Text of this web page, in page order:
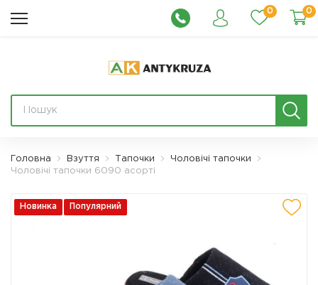
0 0
Головна Взуття Тапочки
Чоловічі тапочки
Чоловічі тапочки 6090 асорті
Новинка Популярний